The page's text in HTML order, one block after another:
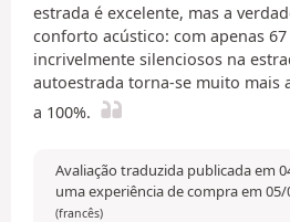
estrada é excelente, mas a
conforto acústico: com apenas
incrivelmente silenciosos na
autoestrada torna-se muito mais
a 100%.
Avaliação traduzida publicada em
uma experiência de compra em
(francês)